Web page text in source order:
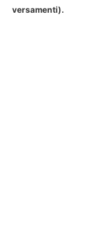
versamenti).